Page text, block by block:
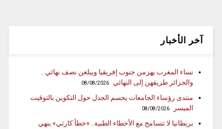
آخر الأخبار
نساء المغرب يهزمن جنوب إفريقيا ويبلغن نصف نهائي ..
والجزائر طريقهن إلى النهائي
08/08/2026
منتدى رؤساء الجامعات يحسم الجدل حول التكوين بالتوقيت
الميسر
08/08/2026
بريطانيا لا تتسامح مع الأخطاء الطبية.. «خطأ كارثي» ينهي